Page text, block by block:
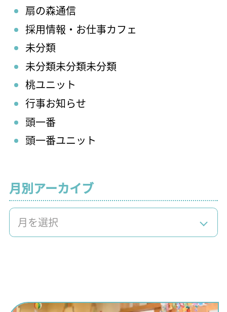
扇の森通信
採用情報・お仕事カフェ
未分類
未分類未分類未分類
桃ユニット
行事お知らせ
頭一番
頭一番ユニット
月別アーカイブ